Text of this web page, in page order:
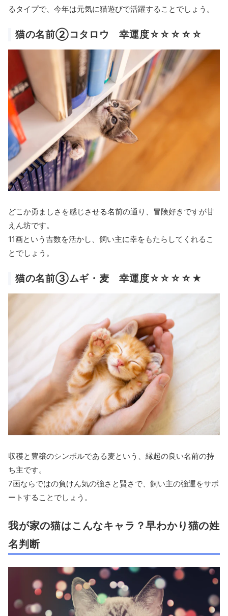
るタイプで、今年は元気に猫遊びで活躍することでしょう。
猫の名前②コタロウ 幸運度☆☆☆☆☆
どこか勇ましさを感じさせる名前の通り、冒険好きですが甘
えん坊です。
11画という吉数を活かし、飼い主に幸をもたらしてくれるこ
とでしょう。
猫の名前③ムギ・麦 幸運度☆☆☆☆★
収穫と豊穣のシンボルである麦という、縁起の良い名前の持
ち主です。
7画ならではの負けん気の強さと賢さで、飼い主の強運をサポ
ートすることでしょう。
我が家の猫はこんなキャラ？早わかり猫の姓
名判断